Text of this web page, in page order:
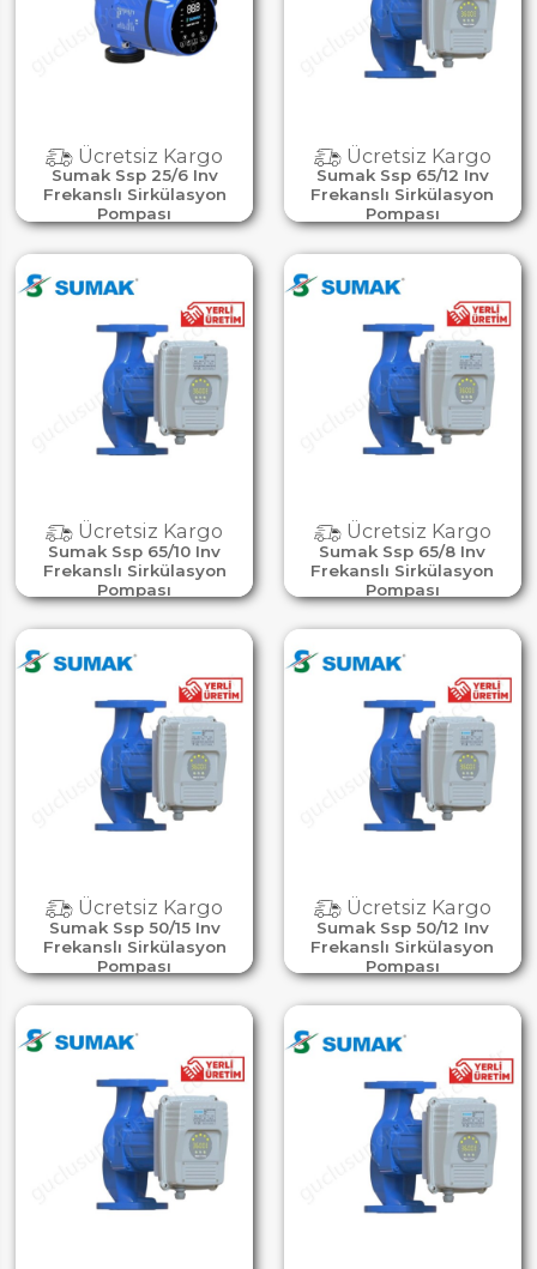
Sumak Ssp 25/6 Inv
Frekanslı Sirkülasyon
Pompası
Ücretsiz Kargo
Sumak Ssp 65/12 Inv
Frekanslı Sirkülasyon
Pompası
Ücretsiz Kargo
Sumak Ssp 65/10 Inv
Frekanslı Sirkülasyon
Pompası
Ücretsiz Kargo
Sumak Ssp 65/8 Inv
Frekanslı Sirkülasyon
Pompası
Ücretsiz Kargo
Sumak Ssp 50/15 Inv
Frekanslı Sirkülasyon
Pompası
Ücretsiz Kargo
Sumak Ssp 50/12 Inv
Frekanslı Sirkülasyon
Pompası
Ücretsiz Kargo